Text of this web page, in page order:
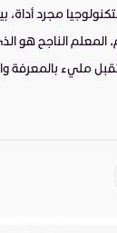
مجرد أداة،
المعلم الناجح هو
مليء بالمعرفة